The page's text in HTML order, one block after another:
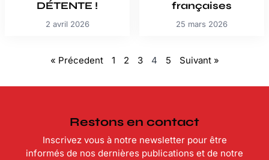
DÉTENTE !
2 avril 2026
françaises
25 mars 2026
« Précedent 1 2 3 4 5 Suivant »
Restons en contact
Inscrivez vous à notre newsletter pour être
informés de nos dernières publications et de notre